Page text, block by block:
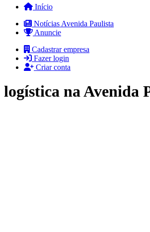
Início
Notícias Avenida Paulista
Anuncie
Cadastrar empresa
Fazer login
Criar conta
logística na Avenida